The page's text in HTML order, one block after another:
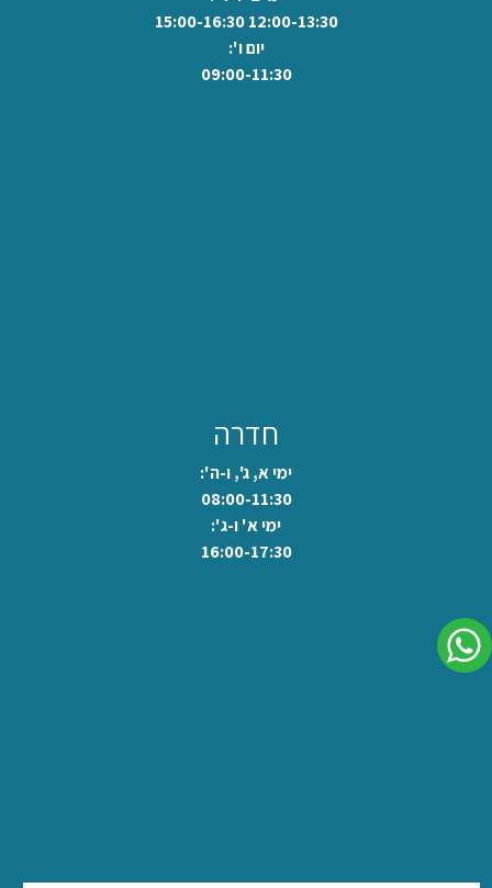
12:00-13:30 15:00-16:30
יום ו':
09:00-11:30
חדרה
ימי א, ג', ו-ה':
08:00-11:30
ימי א' ו-ג':
16:00-17:30